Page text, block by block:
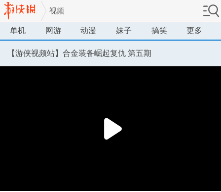
视频
单机 网游 动漫 妹子 搞笑 更多
【游侠视频站】合金装备崛起复仇 第五期